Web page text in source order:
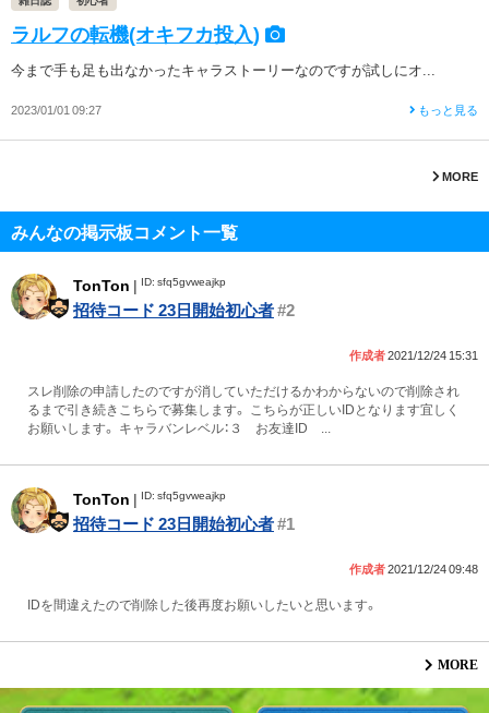
ラルフの転機(オキフカ投入)
今まで手も足も出なかったキャラストーリーなのですが試しにオ...
2023/01/01 09:27 もっと見る
MORE
みんなの掲示板コメント一覧
TonTon | ID: sfq5gvweajkp
招待コード 23日開始初心者#2
作成者2021/12/24 15:31
スレ削除の申請したのですが消していただけるかわからないので削除され
るまで引き続きこちらで募集します。 こちらが正しいIDとなります宜しく
お願いします。 キャラバンレベル：３ お友達ID ...
TonTon | ID: sfq5gvweajkp
招待コード 23日開始初心者#1
作成者2021/12/24 09:48
IDを間違えたので削除した後再度お願いしたいと思います。
MORE